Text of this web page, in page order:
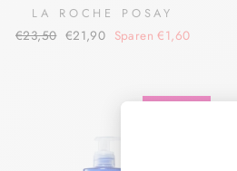
LA ROCHE POSAY
Normaler
€23,50 Sonderpreis
€21,90 Sparen €1,60
Reduziert